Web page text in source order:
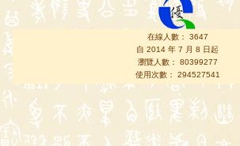
在線人數： 3647
自 2014 年 7 月 8 日起
瀏覽人數： 80399277
使用次數： 294527541